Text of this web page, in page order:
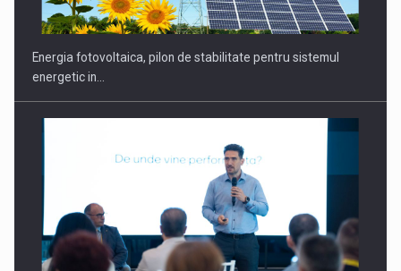
Energia fotovoltaica, pilon de stabilitate pentru sistemul
energetic in…